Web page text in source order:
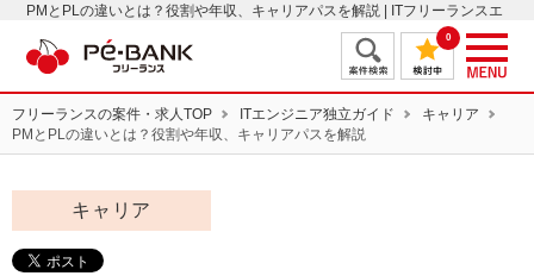
PMとPLの違いとは？役割や年収、キャリアパスを解説 | ITフリーランスエ
0
フリーランスの案件・求人TOP ITエンジニア独立ガイド
キャリア
PMとPLの違いとは？役割や年収、キャリアパスを解説
キャリア